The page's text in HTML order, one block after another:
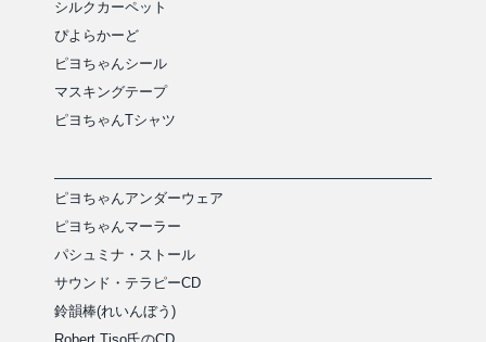
シルクカーペット
ぴよらかーど
ピヨちゃんシール
マスキングテープ
ピヨちゃんTシャツ
ピヨちゃんアンダーウェア
ピヨちゃんマーラー
パシュミナ・ストール
サウンド・テラピーCD
鈴韻棒(れいんぼう)